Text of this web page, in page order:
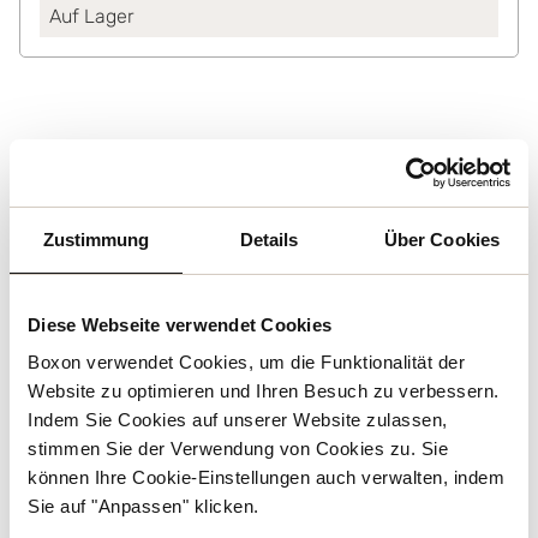
Zustimmung Details Über Cookies
Diese Webseite verwendet Cookies
Boxon verwendet Cookies, um die Funktionalität der
Website zu optimieren und Ihren Besuch zu verbessern.
Indem Sie Cookies auf unserer Website zulassen,
stimmen Sie der Verwendung von Cookies zu. Sie
können Ihre Cookie-Einstellungen auch verwalten, indem
Sie auf "Anpassen" klicken.
Auf Lager
kartons mit
griff